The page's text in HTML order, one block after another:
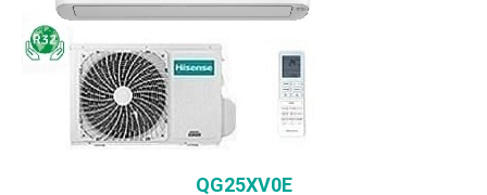
QG25XV0E